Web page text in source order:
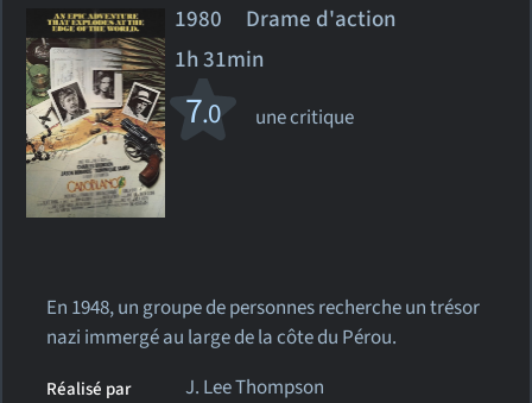
1980 Drame d'action
1h 31min
7.0 une critique
En 1948, un groupe de personnes recherche un trésor
nazi immergé au large de la côte du Pérou.
Réalisé par J. Lee Thompson